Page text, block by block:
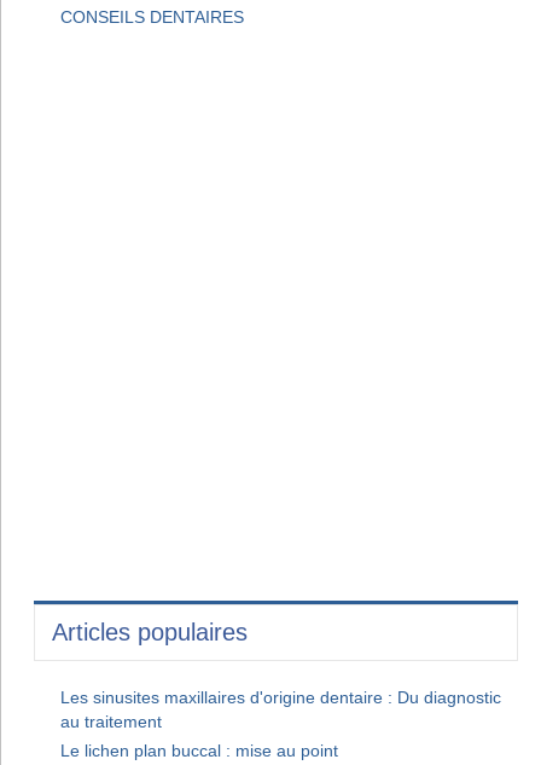
CONSEILS DENTAIRES
Articles populaires
Les sinusites maxillaires d'origine dentaire : Du diagnostic
au traitement
Le lichen plan buccal : mise au point